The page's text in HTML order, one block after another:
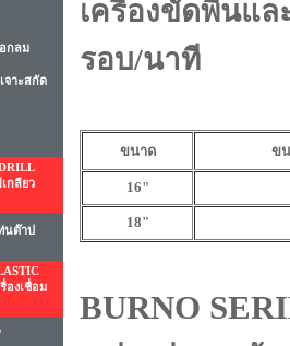
กลม
จาะสกัด
กลียว
นต๊าป
องเชื่อม
เครื่องขัดพื้นแล
รอบ/นาที
ขนาด ข
16"
18"
BURNO